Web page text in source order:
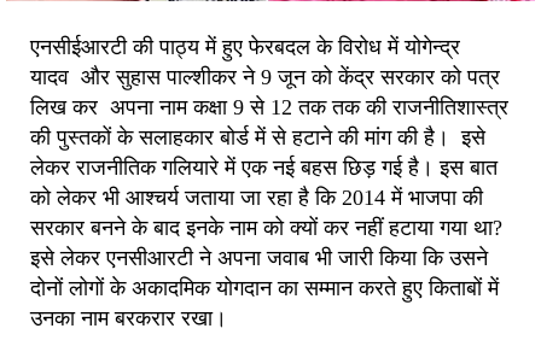
एनसीईआरटी की पाठ्य में हुए फेरबदल के विरोध में योगेन्द्र
यादव और सुहास पाल्शीकर ने 9 जून को केंद्र सरकार को पत्र
लिख कर अपना नाम कक्षा 9 से 12 तक तक की राजनीतिशास्त्र
की पुस्तकों के सलाहकार बोर्ड में से हटाने की मांग की है। इसे
लेकर राजनीतिक गलियारे में एक नई बहस छिड़ गई है। इस बात
को लेकर भी आश्चर्य जताया जा रहा है कि 2014 में भाजपा की
सरकार बनने के बाद इनके नाम को क्यों कर नहीं हटाया गया था?
इसे लेकर एनसीआरटी ने अपना जवाब भी जारी किया कि उसने
दोनों लोगों के अकादमिक योगदान का सम्मान करते हुए किताबों में
उनका नाम बरकरार रखा।